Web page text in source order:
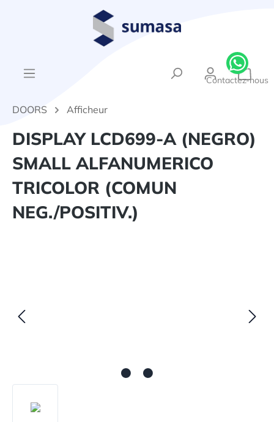
DOORS Afficheur
DISPLAY LCD699-A (NEGRO)
SMALL ALFANUMERICO
TRICOLOR (COMUN
NEG./POSITIV.)
Contactez-nous